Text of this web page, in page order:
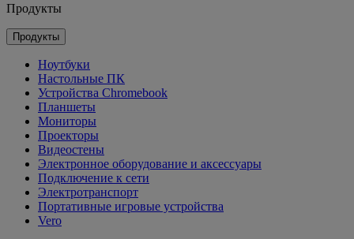
Продукты
Продукты
Ноутбуки
Настольные ПК
Устройства Chromebook
Планшеты
Мониторы
Проекторы
Видеостены
Электронное оборудование и аксессуары
Подключение к сети
Электротранспорт
Портативные игровые устройства
Vero